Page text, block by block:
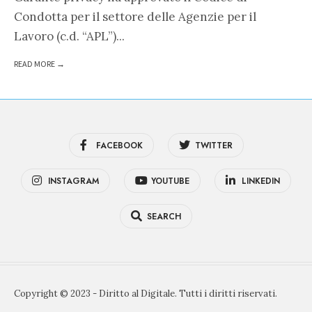
Condotta per il settore delle Agenzie per il
Lavoro (c.d. “APL”)...
READ MORE →
FACEBOOK TWITTER
INSTAGRAM YOUTUBE LINKEDIN
SEARCH
Copyright © 2023 - Diritto al Digitale. Tutti i diritti riservati.